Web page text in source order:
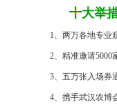
十大举
1、两万各地专业
2、精准邀请5000
3、五万张入场券
4、携手武汉农博